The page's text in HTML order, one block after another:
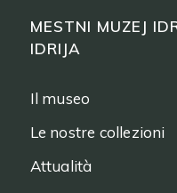
MESTNI MUZEJ
IDRIJA
Il museo
Le nostre collezioni
Attualità